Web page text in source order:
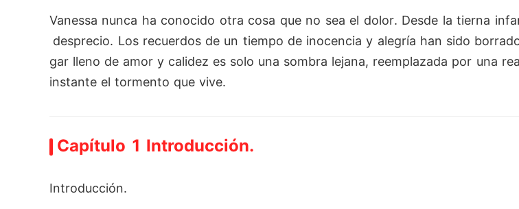
Vanessa nunca ha conocido otra cosa que no sea el dolor. Desde la tierna
desprecio. Los recuerdos de un tiempo de inocencia y alegría han sido
gar lleno de amor y calidez es solo una sombra lejana, reemplazada por una
instante el tormento que vive.
Capítulo 1 Introducción.
Introducción.